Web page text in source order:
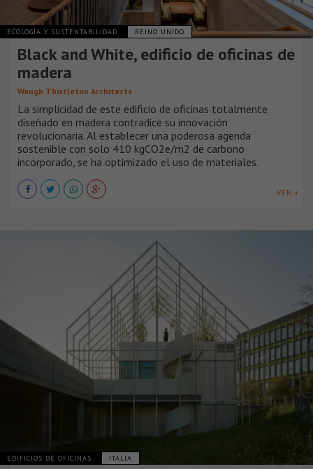
ECOLOGÍA Y SUSTENTABILIDAD REINO UNIDO
Black and White, edificio de oficinas de
madera
Waugh Thistleton Architects
La simplicidad de este edificio de oficinas totalmente
diseñado en madera contradice su innovación
revolucionaria. Al establecer una poderosa agenda
sostenible con solo 410 kgCO2e/m2 de carbono
incorporado, se ha optimizado el uso de materiales.
VER +
EDIFICIOS DE OFICINAS ITALIA